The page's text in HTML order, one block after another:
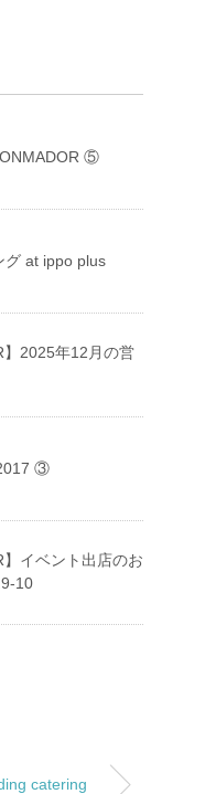
⑤
グ at ippo plus
】2025年12月の営
③
】イベント出店のお
10
catering